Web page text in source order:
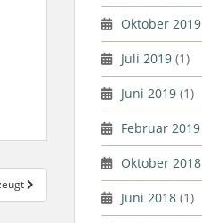
Oktober 2019
Juli 2019 (1)
Juni 2019 (1)
Februar 2019
Oktober 2018
Juni 2018 (1)